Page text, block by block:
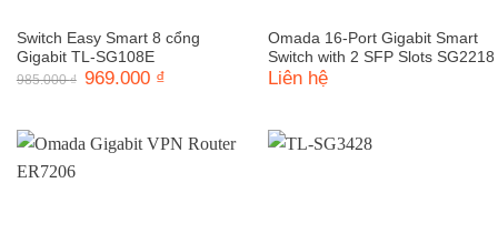
Switch Easy Smart 8 cổng
Gigabit TL-SG108E
985.000₫ Giá
969.000 ₫
Omada 16-Port Gigabit Smart
Switch with 2 SFP Slots SG2218
Liên hệ